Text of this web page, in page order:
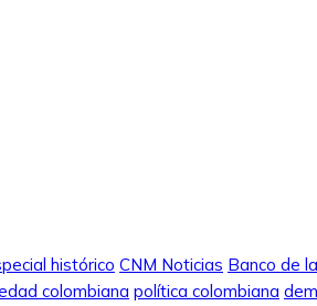
histórico CNM Noticias Banco de
colombiana política colombiana